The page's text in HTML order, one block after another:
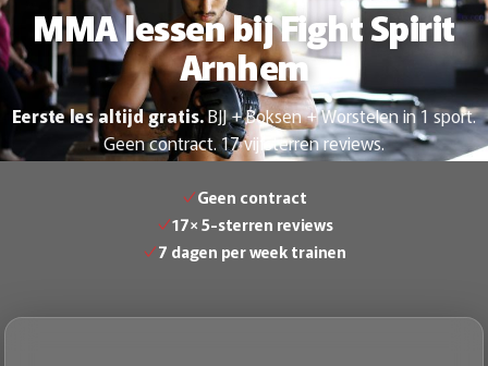
MMA lessen bij Fight Spirit
Arnhem
Eerste les altijd gratis.BJJ + Boksen + Worstelen in 1 sport.
Geen contract. 17 vijfsterren reviews.
Geen contract
17× 5-sterren reviews
7 dagen per week trainen